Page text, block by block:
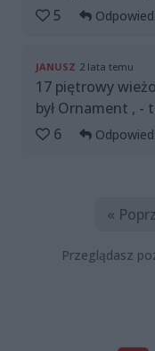
5
JANUSZ 2 lata temu
17 piętrowy
był Ornament , -
6
«
Przeglądasz